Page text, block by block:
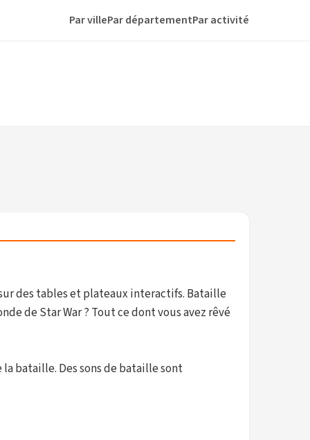
Par villePar départementPar activité
des tables et plateaux interactifs. Bataille
de Star War ? Tout ce dont vous avez rêvé
bataille. Des sons de bataille sont